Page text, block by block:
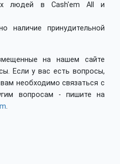
людей в Cash'em All и
наличие принудительной
на нашем сайте
Если у вас есть вопросы,
необходимо связаться с
вопросам - пишите на
.